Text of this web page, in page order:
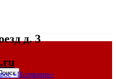
д. 3
«Полярник»